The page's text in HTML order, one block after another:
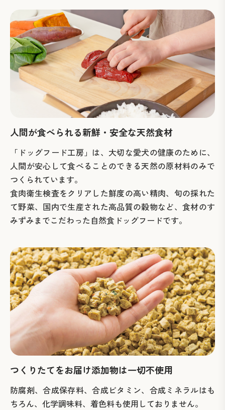
人間が食べられる新鮮・安全な天然食材
「ドッグフード工房」は、大切な愛犬の健康のために、
人間が安心して食べることのできる天然の原材料のみで
つくられています。
食肉衛生検査をクリアした鮮度の高い精肉、旬の採れた
て野菜、国内で生産された高品質の穀物など、食材のす
みずみまでこだわった自然食ドッグフードです。
つくりたてをお届け添加物は一切不使用
防腐剤、合成保存料、合成ビタミン、合成ミネラルはも
ちろん、化学調味料、着色料も使用しておりません。